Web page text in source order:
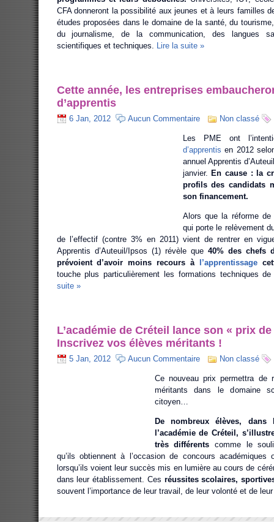
CFA donneront la possibilité aux jeunes et à leurs familles
études proposées dans le domaine de la santé, du
du journalisme, de la communication, des langues
scientifiques et techniques. Lire la suite »
Cette année, les entreprises
d’apprentis
6 Jan, 2012 Aucun Commentaire Non classé
Les PME ont
d’apprentis en 2012
annuel Apprentis
janvier. En cause : la
profils des candidats
son financement.
Alors que la réforme de
qui porte le relèvement
de l’effectif (contre 3% en 2011) vient de rentrer en
Apprentis d’Auteuil/Ipsos (1) révèle que 40% des chefs
prévoient d’avoir moins recours à
l’apprentissage
touche plus particulièrement les formations techniques
suite »
L’académie de Créteil lance son « prix de
Inscrivez vos élèves méritants !
5 Jan, 2012 Aucun Commentaire Non classé
Ce nouveau prix permettra de
méritants dans le domaine
citoyen…
De nombreux élèves, dans
l’académie de Créteil,
très différents comme le
qu’ils obtiennent à l’occasion de concours académiques
lorsqu’ils voient leur succès mis en lumière au cours de
dans leur établissement. Ces réussites scolaires,
souvent l’importance de leur travail, de leur volonté et de